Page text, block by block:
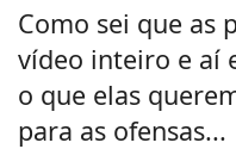
Como sei que as
vídeo inteiro e aí
o que elas
para as ofensas...